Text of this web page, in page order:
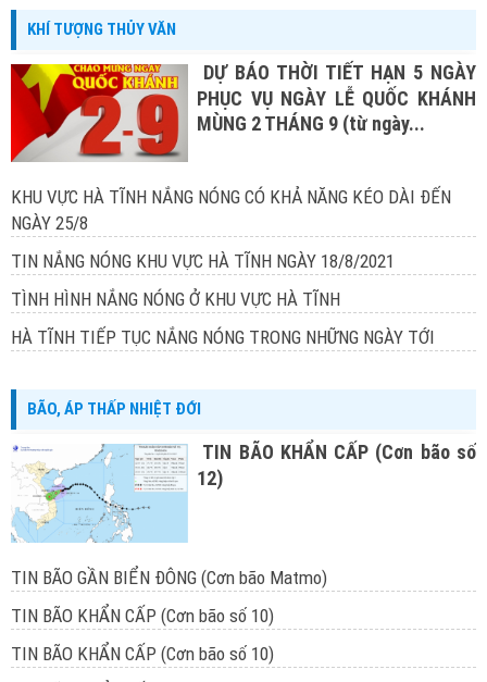
KHÍ TƯỢNG THỦY VĂN
DỰ BÁO THỜI TIẾT HẠN 5 NGÀY
PHỤC VỤ NGÀY LỄ QUỐC KHÁNH
MÙNG 2 THÁNG 9 (từ ngày...
KHU VỰC HÀ TĨNH NẮNG NÓNG CÓ KHẢ NĂNG KÉO DÀI ĐẾN
NGÀY 25/8
TIN NẮNG NÓNG KHU VỰC HÀ TĨNH NGÀY 18/8/2021
TÌNH HÌNH NẮNG NÓNG Ở KHU VỰC HÀ TĨNH
HÀ TĨNH TIẾP TỤC NẮNG NÓNG TRONG NHỮNG NGÀY TỚI
BÃO, ÁP THẤP NHIỆT ĐỚI
TIN BÃO KHẨN CẤP (Cơn bão số
12)
TIN BÃO GẦN BIỂN ĐÔNG (Cơn bão Matmo)
TIN BÃO KHẨN CẤP (Cơn bão số 10)
TIN BÃO KHẨN CẤP (Cơn bão số 10)